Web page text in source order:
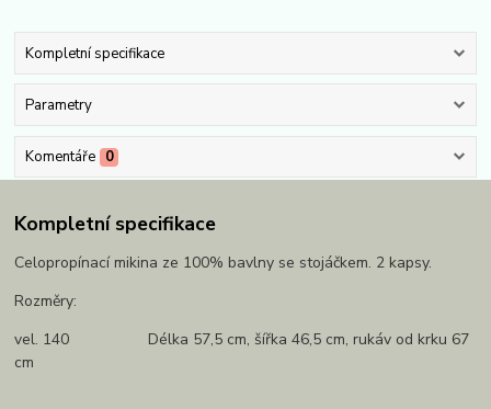
Kompletní specifikace
Parametry
Komentáře 0
Kompletní specifikace
Celopropínací mikina ze 100% bavlny se stojáčkem. 2 kapsy.
Rozměry:
vel. 140 Délka 57,5 cm, šířka 46,5 cm, rukáv od krku 67
cm